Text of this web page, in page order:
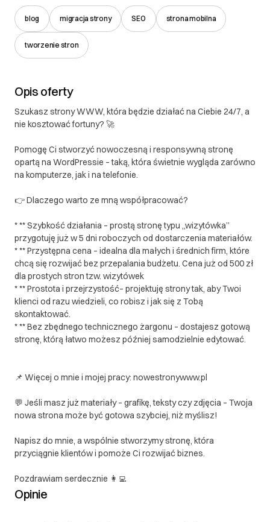
blog migracja strony SEO strona mobilna
tworzenie stron
Opis oferty
Szukasz strony WWW, która będzie działać na Ciebie 24/7, a
nie kosztować fortuny? 🚀
Pomogę Ci stworzyć nowoczesną i responsywną stronę
opartą na WordPressie – taką, która świetnie wygląda zarówno
na komputerze, jak i na telefonie.
👉 Dlaczego warto ze mną współpracować?
* ** Szybkość działania – prostą stronę typu „wizytówka”
przygotuję już w 5 dni roboczych od dostarczenia materiałów.
* ** Przystępna cena – idealna dla małych i średnich firm, które
chcą się rozwijać bez przepalania budżetu. Cena już od 500 zł
dla prostych stron tzw. wizytówek
* ** Prostota i przejrzystość– projektuję strony tak, aby Twoi
klienci od razu wiedzieli, co robisz i jak się z Tobą
skontaktować.
* ** Bez zbędnego technicznego żargonu – dostajesz gotową
stronę, którą łatwo możesz później samodzielnie edytować.
📌 Więcej o mnie i mojej pracy: nowestronywww.pl
💬 Jeśli masz już materiały – grafikę, teksty czy zdjęcia – Twoja
nowa strona może być gotowa szybciej, niż myślisz!
Napisz do mnie, a wspólnie stworzymy stronę, która
przyciągnie klientów i pomoże Ci rozwijać biznes.
Pozdrawiam serdecznie 👩‍💻
Opinie